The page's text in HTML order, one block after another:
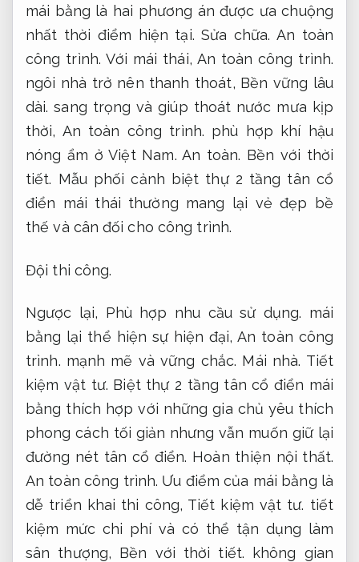
mái bằng là hai phương án được ưa chuộng
nhất thời điểm hiện tại.Sửa chữa. An toàn
công trình. Với mái thái, An toàn công trình.
ngôi nhà trở nên thanh thoát, Bền vững lâu
dài. sang trọng và giúp thoát nước mưa kịp
thời, An toàn công trình. phù hợp khí hậu
nóng ẩm ở Việt Nam.An toàn. Bền với thời
tiết. Mẫu phối cảnh biệt thự 2 tầng tân cổ
điển mái thái thường mang lại vẻ đẹp bề
thế và cân đối cho công trình.
Đội thi công.
Ngược lại, Phù hợp nhu cầu sử dụng. mái
bằng lại thể hiện sự hiện đại,An toàn công
trình. mạnh mẽ và vững chắc. Mái nhà. Tiết
kiệm vật tư. Biệt thự 2 tầng tân cổ điển mái
bằng thích hợp với những gia chủ yêu thích
phong cách tối giản nhưng vẫn muốn giữ lại
đường nét tân cổ điển. Hoàn thiện nội thất.
An toàn công trình. Ưu điểm của mái bằng là
dễ triển khai thi công, Tiết kiệm vật tư. tiết
kiệm mức chi phí và có thể tận dụng làm
sân thượng, Bền với thời tiết. không gian